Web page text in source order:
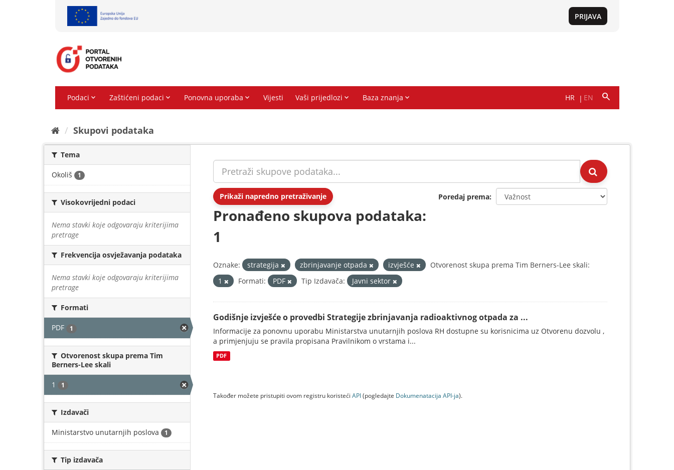
Skupovi podаtаkа
Tema
Okoliš 1
Visokovrijedni podaci
Nema stavki koje odgovaraju kriterijima
pretrage
Frekvencija osvježavanja podataka
Nema stavki koje odgovaraju kriterijima
pretrage
Formati
PDF 1
Otvorenost skupa prema Tim
Berners-Lee skali
1 1
Izdavači
Ministarstvo unutarnjih poslova 1
Tip izdavača
Prikaži napredno pretraživanje Poredaj prema
Pronađeno skupova podataka:
1
Oznake: strategija zbrinjavanje otpada izvješće
Otvorenost skupa prema Tim Berners-Lee skali:
1
Formati: PDF Tip Izdavača: Javni sektor
Godišnje izvješće o provedbi Strategije zbrinjavanja radioaktivnog otpada za ...
Informacije za ponovnu uporabu Ministarstva unutarnjih poslova RH dostupne su korisnicima uz Otvorenu dozvolu ,
a primjenjuju se pravila propisana Pravilnikom o vrstama i...
PDF
Također možete pristupiti ovom registru koristeći API(pogledajte Dokumenаtаcijа API-jа).